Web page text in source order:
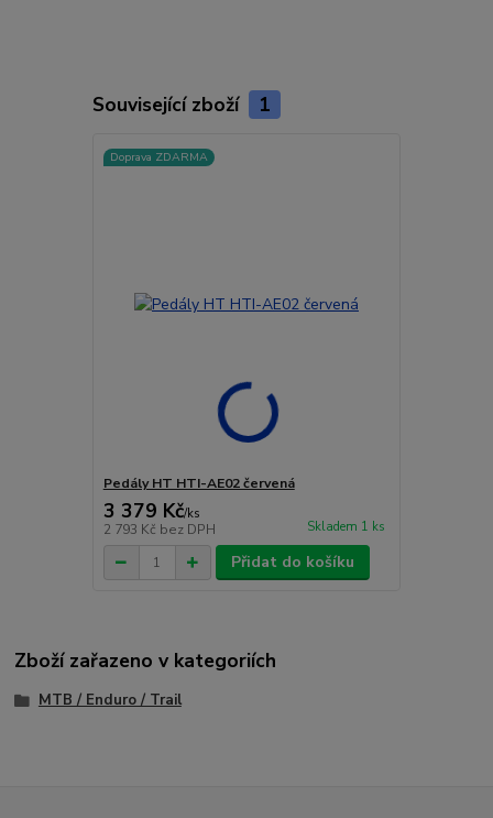
Související zboží 1
Doprava ZDARMA
Pedály HT HTI-AE02 červená
3 379 Kč/ks
2 793 Kč bez DPH Skladem 1 ks
Přidat do košíku
Zboží zařazeno v kategoriích
MTB / Enduro / Trail